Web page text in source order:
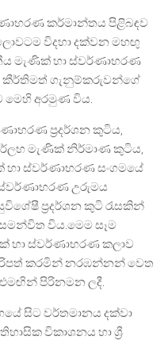
කර්මාන්තය පිළිබඳව
විදහා දක්වන මහඟු
මැණික් හා ස්වර්ණාභරණ
කීර්තිමත් ගැනුම්කරුවන්ගේ
මෙහි අරමුණ විය.
ප්‍රදර්ශන කුටිය,
මැණික් නිර්මාණ කුටිය,
හා ස්වර්ණාභරණ සංගමයේ
ස්වර්ණාභරණ උරුමය
ප්‍රදර්ශන කුටි රැසකින්
සමන්විත විය.මෙම සෑම
හා ස්වර්ණාභරණ කලාව
කරමින් නරඹන්නන් වෙත
පිරිනමන ලදී.
සිට වර්තමානය දක්වා
විකාශනය හා ශ්‍රී